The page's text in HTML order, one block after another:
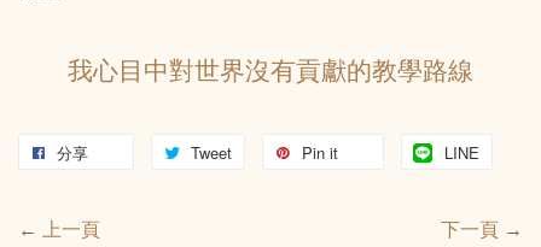
我心目中對世界沒有貢獻的教學路線
分享 Tweet Pin it LINE
← 上一頁 下一頁 →